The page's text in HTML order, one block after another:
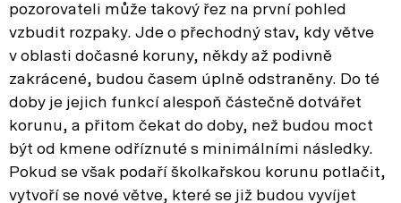
pozorovateli může takový řez na první pohled
vzbudit rozpaky. Jde o přechodný stav, kdy větve
v oblasti dočasné koruny, někdy až podivně
zakrácené, budou časem úplně odstraněny. Do té
doby je jejich funkcí alespoň částečně dotvářet
korunu, a přitom čekat do doby, než budou moct
být od kmene odříznuté s minimálními následky.
Pokud se však podaří školkařskou korunu potlačit,
vytvoří se nové větve, které se již budou vyvíjet